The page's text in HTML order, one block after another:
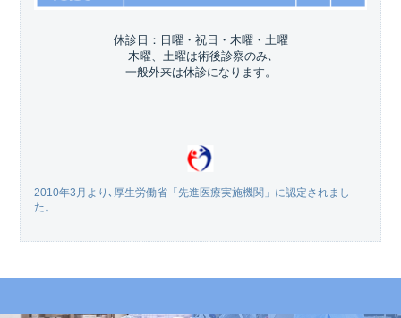
休診日：日曜・祝日・木曜・土曜
木曜、土曜は術後診察のみ､
一般外来は休診になります。
2010年3月より､厚生労働省「先進医療実施機関」に認定されまし
た。